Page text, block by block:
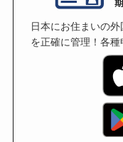
日本にお住まいの
を正確に管理！各種